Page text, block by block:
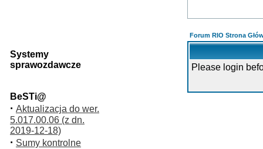
Systemy
sprawozdawcze
BeSTi@
· Aktualizacja do wer.
5.017.00.06 (z dn.
2019-12-18)
· Sumy kontrolne
Forum RIO Strona
Please login